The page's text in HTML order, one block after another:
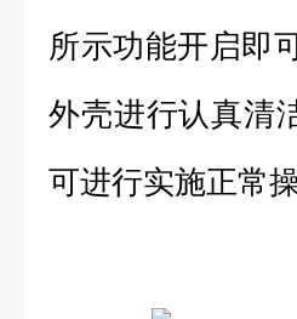
所示功能开启即
外壳进行认真清
可进行实施正常